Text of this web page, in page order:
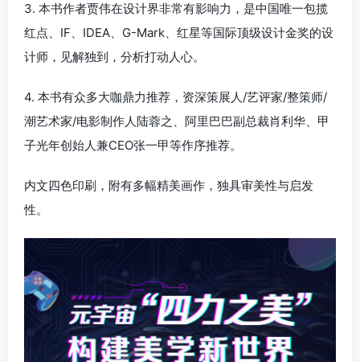
3. 本书作者贾伟在设计界非常有影响力，是中国唯一包揽
红点、IF、IDEA、G-Mark、红星等国际顶级设计金奖的设
计师，见解独到，分析打动人心。
4. 本书有众多大咖鼎力推荐，资深策展人/艺评家/整策师/
潮艺术家/电影制作人陆蓉之、阿里巴巴副总裁肖利华、甲
子光年创始人兼CEO张一甲等作序推荐。
内文四色印刷，附有多幅精美画作，独具审美性与启发
性。